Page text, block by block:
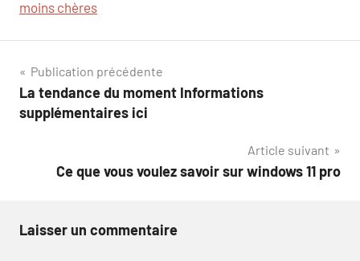
moins chères
Navigation
de
Publication précédente
La tendance du moment Informations
supplémentaires ici
Article suivant
Ce que vous voulez savoir sur windows 11 pro
Laisser un commentaire